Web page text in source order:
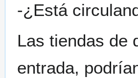
-¿Está
Las tiendas de
entrada,